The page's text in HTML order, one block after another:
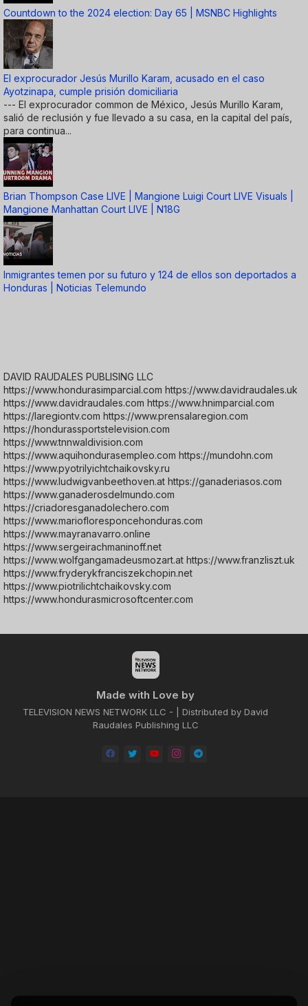
Countdown to the 2024 election: Day 65 | MSNBC Highlights
El exprocurador Jesús Murillo Karam, acusado en el caso
Ayotzinapa, cumple prisión domiciliaria
--- El exprocurador common de México, Jesús Murillo Karam,
salió de reclusión y fue llevado a su casa, en la capital del país,
para continua...
Brian Thompson Case LIVE | Mangione Luigi Court LIVE Visuals |
Mangione Manhattan Court LIVE | N18G
Inmigrantes temen por su futuro y 124 de ellos son deportados a
Honduras | Noticias Telemundo
DAVID RAUDALES PUBLISING LLC
https://www.hondurasimparcial.com https://www.davidraudales.uk
https://www.davidraudales.com https://www.hnimparcial.com
https://laregiontv.com https://www.prensalaregion.com
https://hondurassportstelevision.com
https://www.tnnwaldivision.com
https://www.aquihondurasempleo.com https://mundohn.com
https://www.pyotrilyichtchaikovsky.ru
https://www.ludwigvanbeethoven.at https://ganaderiasos.com
https://www.ganaderosdelmundo.com
https://criadoresganadolechero.com
https://www.mariofloresponcehonduras.com
https://www.mayranavarro.online
https://www.sergeirachmaninoff.net
https://www.wolfgangamadeusmozart.at https://www.franzliszt.uk
https://www.fryderykfranciszekchopin.net
https://www.piotrilichtchaikovsky.com
https://www.hondurasmicrosoftcenter.com
Made with Love by
TELEVISION NEWS NETWORK LLC - | Distributed by David
Raudales Publishing LLC